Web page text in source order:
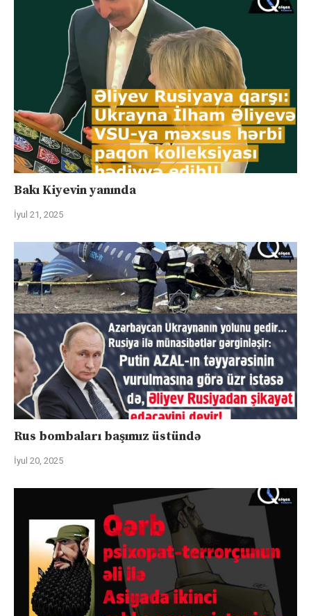
Bakı Kiyevin yanında
İyul 21, 2025
Rus bombaları başımız üstündə
İyul 20, 2025